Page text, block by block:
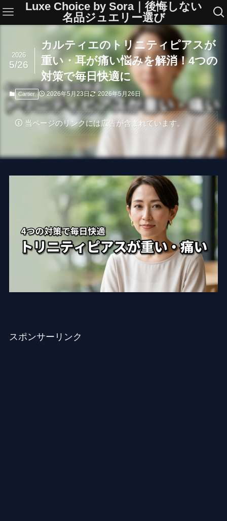
Luxe Choice by Sora｜後悔しない
名品ジュエリー選び
カルティエのトリニティピアスが
重い・耳が痛い悩みを解消！4つの
対策で毎日快適に
2026
5/26
Cartier 2026年5月23日 2026年5月26日
当ページのリンクには広告が含まれています。
スポンサーリンク